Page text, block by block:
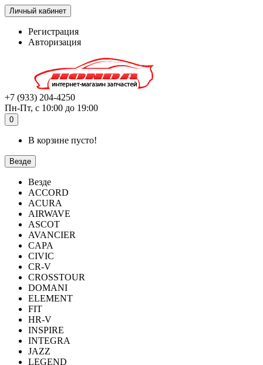
Личный кабинет
Регистрация
Авторизация
+7 (933) 204-4250
Пн-Пт, с 10:00 до 19:00
0
В корзине пусто!
Везде
Везде
ACCORD
ACURA
AIRWAVE
ASCOT
AVANCIER
CAPA
CIVIC
CR-V
CROSSTOUR
DOMANI
ELEMENT
FIT
HR-V
INSPIRE
INTEGRA
JAZZ
LEGEND